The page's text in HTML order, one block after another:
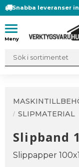
Meny
Snabba leveranser
SLIPMATERIAL
Slipband
Slippapper